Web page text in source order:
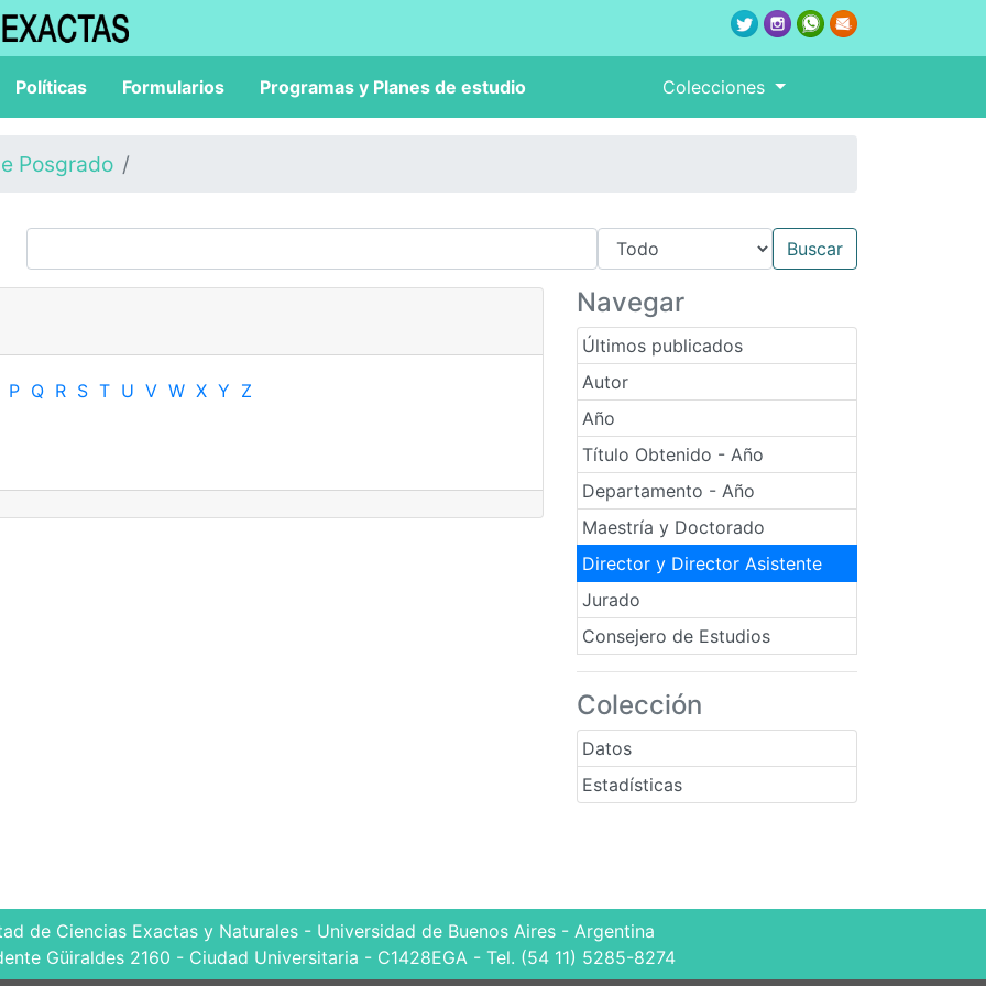
Políticas Formularios Programas y Planes de estudio Colecciones
Posgrado
Navegar
Últimos publicados
Autor
Año
Título Obtenido - Año
Departamento - Año
Maestría y Doctorado
Director y Director Asistente
Jurado
Consejero de Estudios
Colección
Datos
Estadísticas
P Q R S T U V W X Y Z
de Ciencias Exactas y Naturales - Universidad de Buenos Aires - Argentina
Güiraldes 2160 - Ciudad Universitaria - C1428EGA - Tel. (54 11) 5285-8274